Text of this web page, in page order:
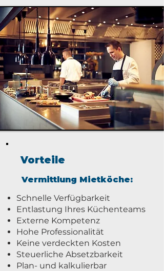
Vorteile
Vermittlung Mietköche:
Schnelle Verfügbarkeit
Entlastung Ihres Küchenteams
Externe Kompetenz
Hohe Professionalität
Keine verdeckten Kosten
Steuerliche Absetzbarkeit
Plan- und kalkulierbar